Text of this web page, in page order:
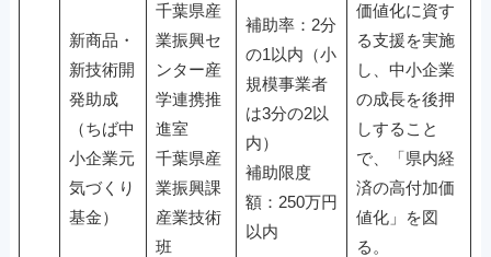
新商品・
新技術開
発助成
（ちば中
小企業元
気づくり
基金）
千葉県産
業振興セ
ンター産
学連携推
進室
千葉県産
業振興課
産業技術
班
補助率：2分
の1以内（小
規模事業者
は3分の2以
内）
補助限度
額：250万円
以内
価値化に資す
る支援を実施
し、中小企業
の成長を後押
しすること
で、「県内経
済の高付加価
値化」を図
る。